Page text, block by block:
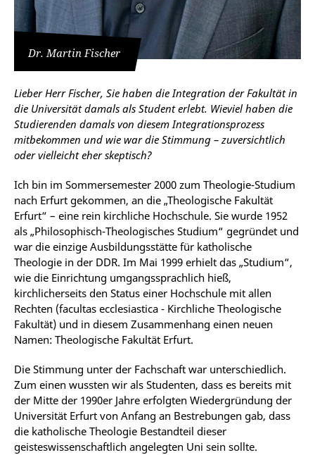
Dr. Martin Fischer
Lieber Herr Fischer, Sie haben die Integration der Fakultät in
die Universität damals als Student erlebt. Wieviel haben die
Studierenden damals von diesem Integrationsprozess
mitbekommen und wie war die Stimmung – zuversichtlich
oder vielleicht eher skeptisch?
Ich bin im Sommersemester 2000 zum Theologie-Studium
nach Erfurt gekommen, an die „Theologische Fakultät
Erfurt“ – eine rein kirchliche Hochschule. Sie wurde 1952
als „Philosophisch-Theologisches Studium“ gegründet und
war die einzige Ausbildungsstätte für katholische
Theologie in der DDR. Im Mai 1999 erhielt das „Studium“,
wie die Einrichtung umgangssprachlich hieß,
kirchlicherseits den Status einer Hochschule mit allen
Rechten (facultas ecclesiastica - Kirchliche Theologische
Fakultät) und in diesem Zusammenhang einen neuen
Namen: Theologische Fakultät Erfurt.
Die Stimmung unter der Fachschaft war unterschiedlich.
Zum einen wussten wir als Studenten, dass es bereits mit
der Mitte der 1990er Jahre erfolgten Wiedergründung der
Universität Erfurt von Anfang an Bestrebungen gab, dass
die katholische Theologie Bestandteil dieser
geisteswissenschaftlich angelegten Uni sein sollte.